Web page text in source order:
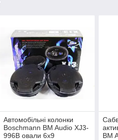
Автомобільні колонки
Boschmann BM Audio XJ3-
996B овали 6x9
BM